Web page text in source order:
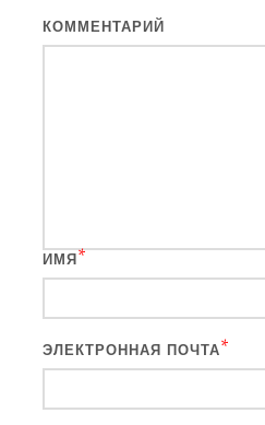
КОММЕНТАРИЙ
ИМЯ *
ЭЛЕКТРОННАЯ ПОЧТА*